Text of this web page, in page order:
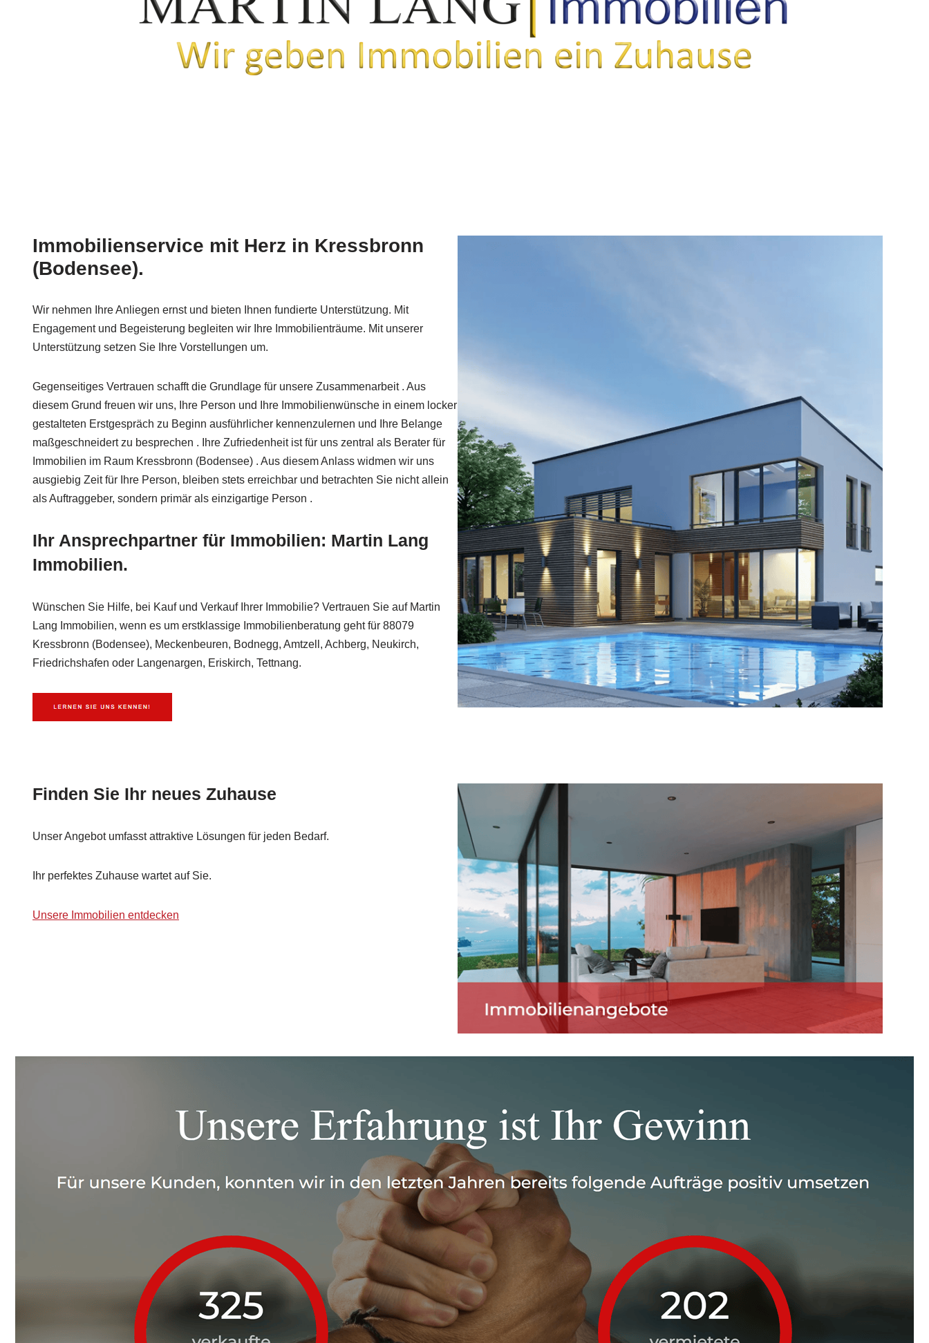
Immobilienservice mit Herz in Kressbronn
(Bodensee).
Wir nehmen Ihre Anliegen ernst und bieten Ihnen fundierte Unterstützung. Mit
Engagement und Begeisterung begleiten wir Ihre Immobilienträume. Mit unserer
Unterstützung setzen Sie Ihre Vorstellungen um.
Gegenseitiges Vertrauen schafft die Grundlage für unsere Zusammenarbeit . Aus
diesem Grund freuen wir uns, Ihre Person und Ihre Immobilienwünsche in einem locker
gestalteten Erstgespräch zu Beginn ausführlicher kennenzulernen und Ihre Belange
maßgeschneidert zu besprechen . Ihre Zufriedenheit ist für uns zentral als Berater für
Immobilien im Raum Kressbronn (Bodensee) . Aus diesem Anlass widmen wir uns
ausgiebig Zeit für Ihre Person, bleiben stets erreichbar und betrachten Sie nicht allein
als Auftraggeber, sondern primär als einzigartige Person .
Ihr Ansprechpartner für Immobilien: Martin Lang
Immobilien.
Wünschen Sie Hilfe, bei Kauf und Verkauf Ihrer Immobilie? Vertrauen Sie auf Martin
Lang Immobilien, wenn es um erstklassige Immobilienberatung geht für 88079
Kressbronn (Bodensee), Meckenbeuren, Bodnegg, Amtzell, Achberg, Neukirch,
Friedrichshafen oder Langenargen, Eriskirch, Tettnang.
Finden Sie Ihr neues Zuhause
Unser Angebot umfasst attraktive Lösungen für jeden Bedarf.
Ihr perfektes Zuhause wartet auf Sie.
Unsere Immobilien entdecken